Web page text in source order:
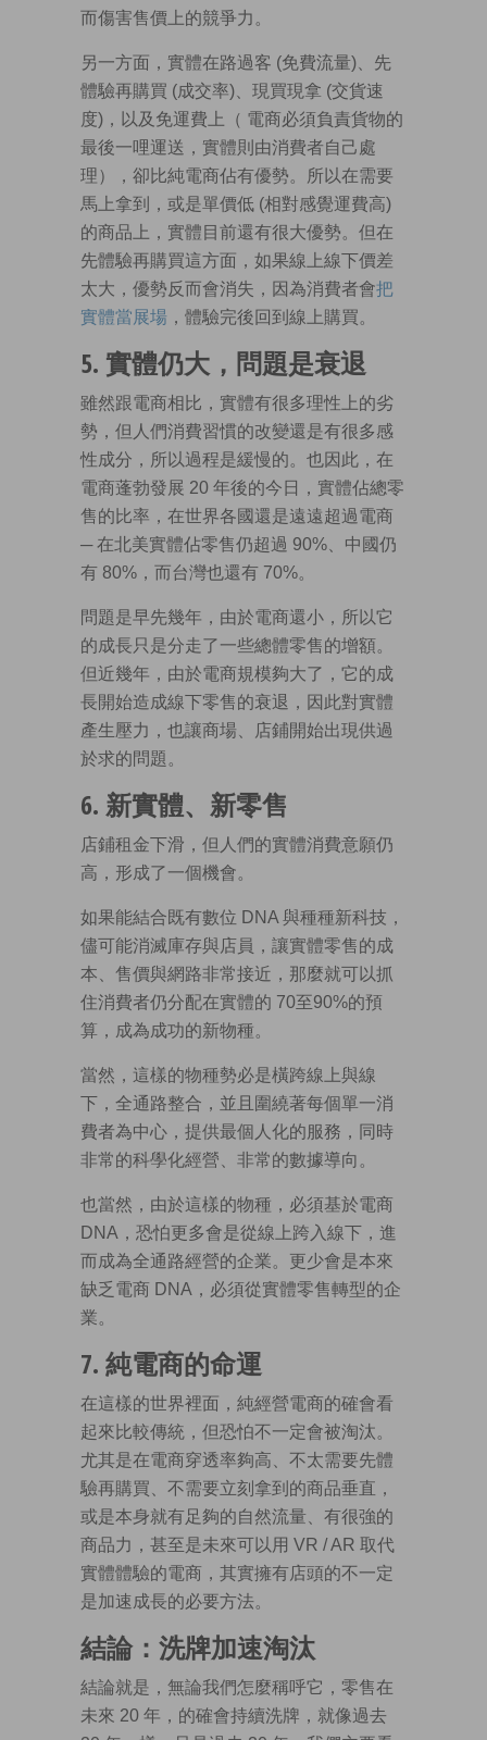
而傷害售價上的競爭力。
另一方面，實體在路過客 (免費流量)、先
體驗再購買 (成交率)、現買現拿 (交貨速
度)，以及免運費上（ 電商必須負責貨物的
最後一哩運送，實體則由消費者自己處
理），卻比純電商佔有優勢。所以在需要
馬上拿到，或是單價低 (相對感覺運費高)
的商品上，實體目前還有很大優勢。但在
先體驗再購買這方面，如果線上線下價差
太大，優勢反而會消失，因為消費者會把
實體當展場 ，體驗完後回到線上購買。
5. 實體仍大，問題是衰退
雖然跟電商相比，實體有很多理性上的劣
勢，但人們消費習慣的改變還是有很多感
性成分，所以過程是緩慢的。也因此，在
電商蓬勃發展 20 年後的今日，實體佔總零
售的比率，在世界各國還是遠遠超過電商
─ 在北美實體佔零售仍超過 90%、中國仍
有 80%，而台灣也還有 70%。
問題是早先幾年，由於電商還小，所以它
的成長只是分走了一些總體零售的增額。
但近幾年，由於電商規模夠大了，它的成
長開始造成線下零售的衰退，因此對實體
產生壓力，也讓商場、店鋪開始出現供過
於求的問題。
6. 新實體、新零售
店鋪租金下滑，但人們的實體消費意願仍
高，形成了一個機會。
如果能結合既有數位 DNA 與種種新科技，
儘可能消滅庫存與店員，讓實體零售的成
本、售價與網路非常接近，那麼就可以抓
住消費者仍分配在實體的 70至90%的預
算，成為成功的新物種。
當然，這樣的物種勢必是橫跨線上與線
下，全通路整合，並且圍繞著每個單一消
費者為中心，提供最個人化的服務，同時
非常的科學化經營、非常的數據導向。
也當然，由於這樣的物種，必須基於電商
DNA，恐怕更多會是從線上跨入線下，進
而成為全通路經營的企業。更少會是本來
缺乏電商 DNA，必須從實體零售轉型的企
業。
7. 純電商的命運
在這樣的世界裡面，純經營電商的確會看
起來比較傳統，但恐怕不一定會被淘汰。
尤其是在電商穿透率夠高、不太需要先體
驗再購買、不需要立刻拿到的商品垂直，
或是本身就有足夠的自然流量、有很強的
商品力，甚至是未來可以用 VR / AR 取代
實體體驗的電商，其實擁有店頭的不一定
是加速成長的必要方法。
結論：洗牌加速淘汰
結論就是，無論我們怎麼稱呼它，零售在
未來 20 年，的確會持續洗牌，就像過去